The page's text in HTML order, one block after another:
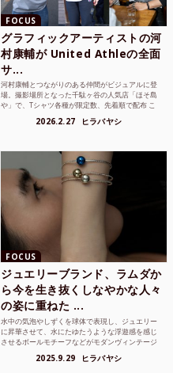
FOCUS
グラフィックアーティストの河
村康輔が United Athleの全面
サ...
河村康輔とつながりのある仲間がビジュアルに登
場。撮影場所となった千駄ヶ谷の人気店「ほそ島
や」で、Tシャツ各種が限定数、先着順で配布 こ
2026.2.27 ヒラバヤシ
FOCUS
ジュエリーブランド、ラムダか
ら今を生き抜くしなやかな人々
の姿に重ねた ...
水中の気泡やしずくを球体で表現し、ジュエリー
に昇華させて、水にたゆたうような浮遊感を感じ
させるボールモチーフなどがモダンヴィンテージ
2025.9.29 ヒラバヤシ